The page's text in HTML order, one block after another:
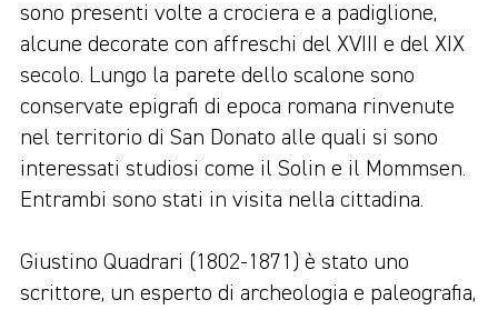
sono presenti volte a crociera e a padiglione,
alcune decorate con affreschi del XVIII e del XIX
secolo. Lungo la parete dello scalone sono
conservate epigrafi di epoca romana rinvenute
nel territorio di San Donato alle quali si sono
interessati studiosi come il Solin e il Mommsen.
Entrambi sono stati in visita nella cittadina.
Giustino Quadrari (1802-1871) è stato uno
scrittore, un esperto di archeologia e paleografia,